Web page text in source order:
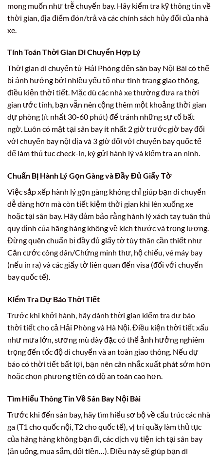
mong muốn như trễ chuyến bay. Hãy kiểm tra kỹ thông tin về
thời gian, địa điểm đón/trả và các chính sách hủy đổi của nhà
xe.
Tính Toán Thời Gian Di Chuyển Hợp Lý
Thời gian di chuyển từ Hải Phòng đến sân bay Nội Bài có thể
bị ảnh hưởng bởi nhiều yếu tố như tình trạng giao thông,
điều kiện thời tiết. Mặc dù các nhà xe thường đưa ra thời
gian ước tính, bạn vẫn nên cộng thêm một khoảng thời gian
dự phòng (ít nhất 30-60 phút) để tránh những sự cố bất
ngờ. Luôn có mặt tại sân bay ít nhất 2 giờ trước giờ bay đối
với chuyến bay nội địa và 3 giờ đối với chuyến bay quốc tế
để làm thủ tục check-in, ký gửi hành lý và kiểm tra an ninh.
Chuẩn Bị Hành Lý Gọn Gàng và Đầy Đủ Giấy Tờ
Việc sắp xếp hành lý gọn gàng không chỉ giúp bạn di chuyển
dễ dàng hơn mà còn tiết kiệm thời gian khi lên xuống xe
hoặc tại sân bay. Hãy đảm bảo rằng hành lý xách tay tuân thủ
quy định của hãng hàng không về kích thước và trọng lượng.
Đừng quên chuẩn bị đầy đủ giấy tờ tùy thân cần thiết như
Căn cước công dân/Chứng minh thư, hộ chiếu, vé máy bay
(nếu in ra) và các giấy tờ liên quan đến visa (đối với chuyến
bay quốc tế).
Kiểm Tra Dự Báo Thời Tiết
Trước khi khởi hành, hãy dành thời gian kiểm tra dự báo
thời tiết cho cả Hải Phòng và Hà Nội. Điều kiện thời tiết xấu
như mưa lớn, sương mù dày đặc có thể ảnh hưởng nghiêm
trọng đến tốc độ di chuyển và an toàn giao thông. Nếu dự
báo có thời tiết bất lợi, bạn nên cân nhắc xuất phát sớm hơn
hoặc chọn phương tiện có độ an toàn cao hơn.
Tìm Hiểu Thông Tin Về Sân Bay Nội Bài
Trước khi đến sân bay, hãy tìm hiểu sơ bộ về cấu trúc các nhà
ga (T1 cho quốc nội, T2 cho quốc tế), vị trí quầy làm thủ tục
của hãng hàng không bạn đi, các dịch vụ tiện ích tại sân bay
(ăn uống, mua sắm, đổi tiền…). Điều này sẽ giúp bạn di